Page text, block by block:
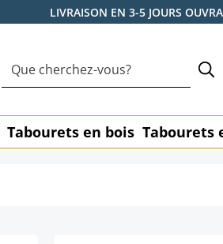
LIVRAISON EN 3-5 JOURS
Tabourets en bois Tabourets